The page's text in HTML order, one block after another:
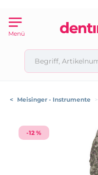
Menü
< Meisinger - Instrumente >
-12 %